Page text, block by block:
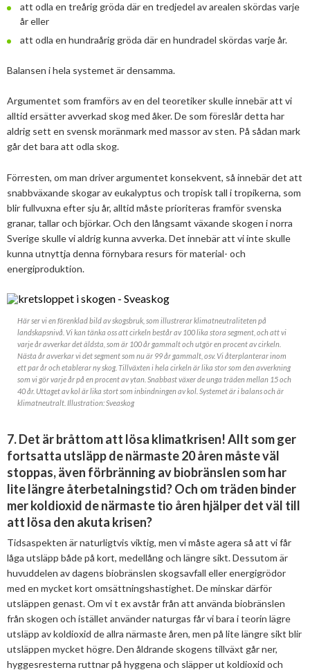
att odla en treårig gröda där en tredjedel av arealen skördas varje
år eller
att odla en hundraårig gröda där en hundradel skördas varje år.
Balansen i hela systemet är densamma.
Argumentet som framförs av en del teoretiker skulle innebär att vi
alltid ersätter avverkad skog med åker. De som föreslår detta har
aldrig sett en svensk moränmark med massor av sten. På sådan mark
går det bara att odla skog.
Förresten, om man driver argumentet konsekvent, så innebär det att
snabbväxande skogar av eukalyptus och tropisk tall i tropikerna, som
blir fullvuxna efter sju år, alltid måste prioriteras framför svenska
granar, tallar och björkar. Och den långsamt växande skogen i norra
Sverige skulle vi aldrig kunna avverka. Det innebär att vi inte skulle
kunna utnyttja denna förnybara resurs för material- och
energiproduktion.
Här ser vi en förenklad bild av skogsbruk, som illustrerar klimatneutraliteten på
landskapsnivå. Vi kan tänka oss att cirkeln består av 100 lika stora segment, och att vi
varje år avverkar det äldsta, som är 100 år gammalt och utgör en procent av cirkeln.
Nästa år avverkar vi det segment som nu är 99 år gammalt, osv. Vi återplanterar inom
ett par år och etablerar ny skog. Tillväxten i hela cirkeln är lika stor som den avverkning
som vi gör varje år på en procent av ytan. Snabbast växer de unga träden mellan 15 och
40 år. Uttaget av kol är lika stort som inbindningen av kol. Systemet är i balans och är
klimatneutralt. Illustration: Sveaskog
7. Det är bråttom att lösa klimatkrisen! Allt som ger
fortsatta utsläpp de närmaste 20 åren måste väl
stoppas, även förbränning av biobränslen som har
lite längre återbetalningstid? Och om träden binder
mer koldioxid de närmaste tio åren hjälper det väl till
att lösa den akuta krisen?
Tidsaspekten är naturligtvis viktig, men vi måste agera så att vi får
låga utsläpp både på kort, medellång och längre sikt. Dessutom är
huvuddelen av dagens biobränslen skogsavfall eller energigrödor
med en mycket kort omsättningshastighet. De minskar därför
utsläppen genast. Om vi t ex avstår från att använda biobränslen
från skogen och istället använder naturgas får vi bara i teorin lägre
utsläpp av koldioxid de allra närmaste åren, men på lite längre sikt blir
utsläppen mycket högre. Den åldrande skogens tillväxt går ner,
hyggesresterna ruttnar på hyggena och släpper ut koldioxid och